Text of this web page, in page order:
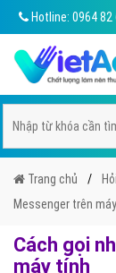
Hotline: 0964 82
Trang chủ
Messenger trên
Cách gọi
máy tính